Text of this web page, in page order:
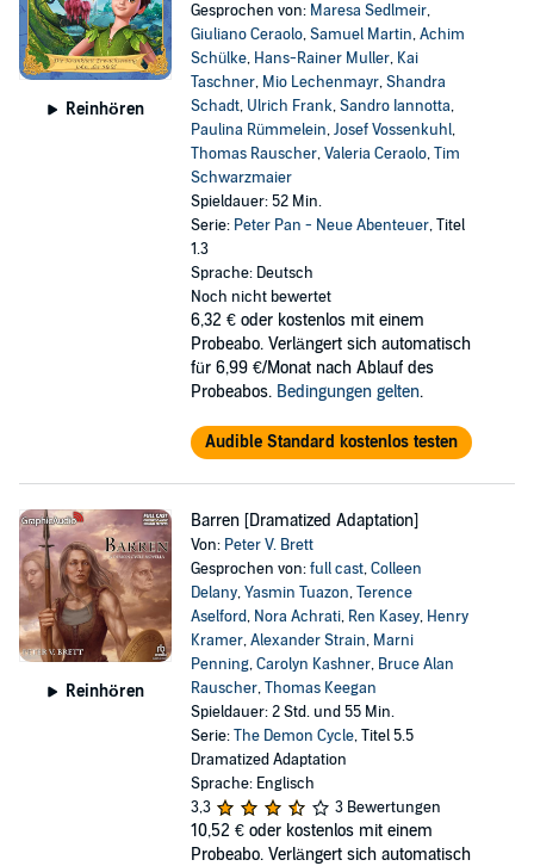
Reinhören
Gesprochen von: Maresa Sedlmeir,
Giuliano Ceraolo,Samuel Martin,Achim
Schülke, Hans-Rainer Muller, Kai
Taschner, Mio Lechenmayr,Shandra
Schadt, Ulrich Frank,Sandro Iannotta,
Paulina Rümmelein,Josef Vossenkuhl,
Thomas Rauscher,Valeria Ceraolo,Tim
Schwarzmaier
Spieldauer: 52 Min.
Serie: Peter Pan - Neue Abenteuer, Titel
1.3
Sprache: Deutsch
Noch nicht bewertet
6,32 € oder kostenlos mit einem
Probeabo. Verlängert sich automatisch
für 6,99 €/Monat nach Ablauf des
Probeabos. Bedingungen gelten.
Audible Standard kostenlos testen
Reinhören
Barren [Dramatized Adaptation]
Von: Peter V. Brett
Gesprochen von:full cast,Colleen
Delany,Yasmin Tuazon,Terence
Aselford, Nora Achrati, Ren Kasey, Henry
Kramer,Alexander Strain, Marni
Penning,Carolyn Kashner, Bruce Alan
Rauscher,Thomas Keegan
Spieldauer: 2 Std. und 55 Min.
Serie:The Demon Cycle, Titel 5.5
Dramatized Adaptation
Sprache: Englisch
3,3
3 Bewertungen
10,52 € oder kostenlos mit einem
Probeabo. Verlängert sich automatisch